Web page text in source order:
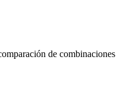
de combinaciones